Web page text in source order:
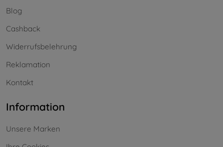
Blog
Cashback
Widerrufsbelehrung
Reklamation
Kontakt
Information
Unsere Marken